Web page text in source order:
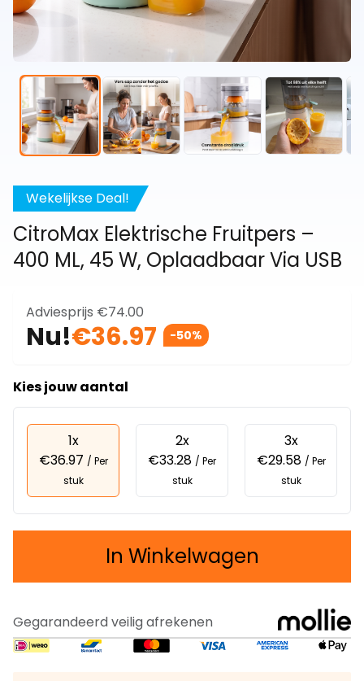
Wekelijkse Deal!
CitroMax Elektrische Fruitpers –
400 ML, 45 W, Oplaadbaar Via USB
Adviesprijs €74.00
Nu!€36.97 -50%
Kies jouw aantal
1x
€36.97 / Per
stuk
2x
€33.28 / Per
stuk
3x
€29.58 / Per
stuk
In Winkelwagen
Gegarandeerd veilig afrekenen